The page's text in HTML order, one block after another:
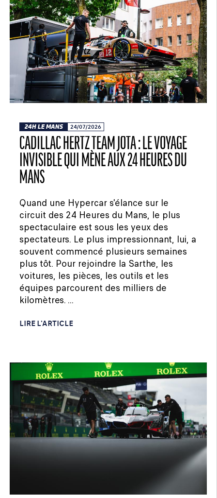
24H LE MANS 24/07/2026
CADILLAC HERTZ TEAM JOTA : LE VOYAGE
INVISIBLE QUI MÈNE AUX 24 HEURES DU
MANS
Quand une Hypercar s'élance sur le
circuit des 24 Heures du Mans, le plus
spectaculaire est sous les yeux des
spectateurs. Le plus impressionnant, lui, a
souvent commencé plusieurs semaines
plus tôt. Pour rejoindre la Sarthe, les
voitures, les pièces, les outils et les
équipes parcourent des milliers de
kilomètres. ...
LIRE L'ARTICLE